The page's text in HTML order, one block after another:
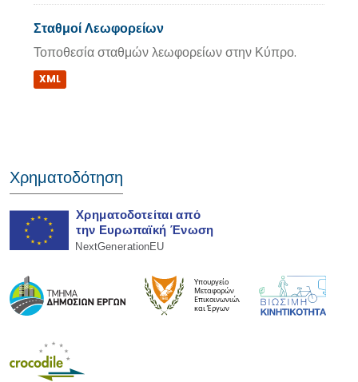
Σταθμοί Λεωφορείων
Τοποθεσία σταθμών λεωφορείων στην Κύπρο.
XML
Χρηματοδότηση